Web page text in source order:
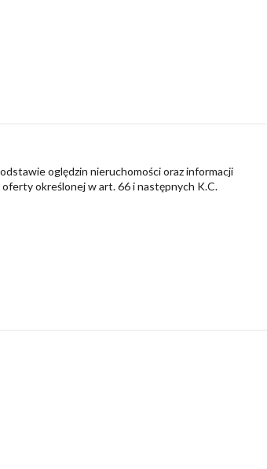
oględzin nieruchomości oraz informacji
określonej w art. 66 i następnych K.C.